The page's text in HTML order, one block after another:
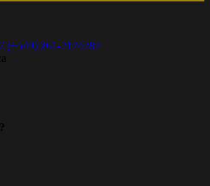
(+549) 261-2174282